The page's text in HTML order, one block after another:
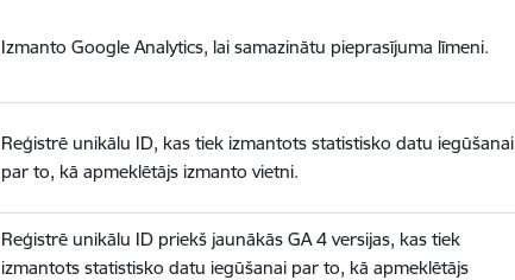
Izmanto Google Analytics, lai samazinātu pieprasījuma līmeni.
Reģistrē unikālu ID, kas tiek izmantots statistisko datu iegūšanai
par to, kā apmeklētājs izmanto vietni.
Reģistrē unikālu ID priekš jaunākās GA 4 versijas, kas tiek
izmantots statistisko datu iegūšanai par to, kā apmeklētājs